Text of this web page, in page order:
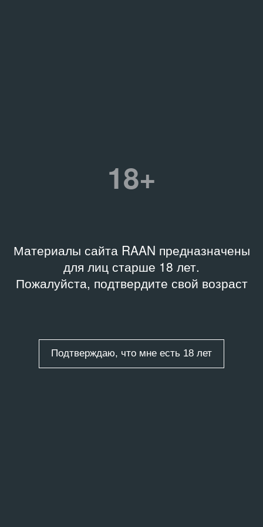
18+
Материалы сайта RAAN предназначены
для лиц старше 18 лет.
Пожалуйста, подтвердите свой возраст
Подтверждаю, что мне есть 18 лет